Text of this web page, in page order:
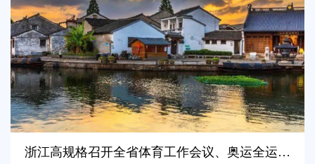
浙江高规格召开全省体育工作会议、奥运全运健儿凯旋总结表彰大会
全市外贸总额超2000亿元
中意未来时尚馆开馆